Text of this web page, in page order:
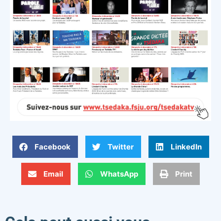
Facebook Twitter LinkedIn
Email WhatsApp Print